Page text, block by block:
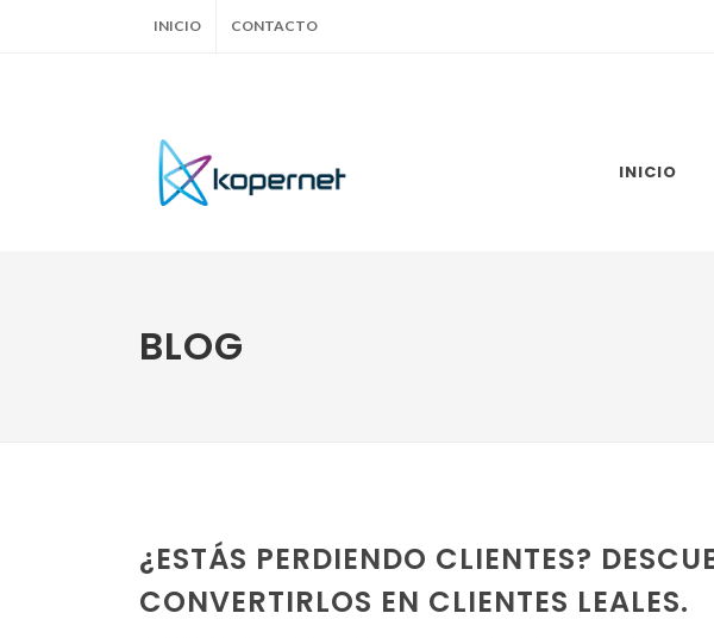
INICIO CONTACTO
INICIO
BLOG
¿ESTÁS PERDIENDO CLIENTES?
CONVERTIRLOS EN CLIENTES LEALES.